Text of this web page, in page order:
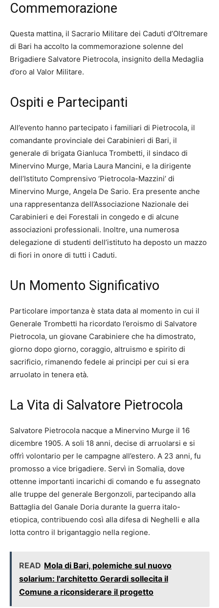
Commemorazione
Questa mattina, il Sacrario Militare dei Caduti d’Oltremare
di Bari ha accolto la commemorazione solenne del
Brigadiere Salvatore Pietrocola, insignito della Medaglia
d’oro al Valor Militare.
Ospiti e Partecipanti
All’evento hanno partecipato i familiari di Pietrocola, il
comandante provinciale dei Carabinieri di Bari, il
generale di brigata Gianluca Trombetti, il sindaco di
Minervino Murge, Maria Laura Mancini, e la dirigente
dell’Istituto Comprensivo ‘Pietrocola-Mazzini’ di
Minervino Murge, Angela De Sario. Era presente anche
una rappresentanza dell’Associazione Nazionale dei
Carabinieri e dei Forestali in congedo e di alcune
associazioni professionali. Inoltre, una numerosa
delegazione di studenti dell’istituto ha deposto un mazzo
di fiori in onore di tutti i Caduti.
Un Momento Significativo
Particolare importanza è stata data al momento in cui il
Generale Trombetti ha ricordato l’eroismo di Salvatore
Pietrocola, un giovane Carabiniere che ha dimostrato,
giorno dopo giorno, coraggio, altruismo e spirito di
sacrificio, rimanendo fedele ai principi per cui si era
arruolato in tenera età.
La Vita di Salvatore Pietrocola
Salvatore Pietrocola nacque a Minervino Murge il 16
dicembre 1905. A soli 18 anni, decise di arruolarsi e si
offrì volontario per le campagne all’estero. A 23 anni, fu
promosso a vice brigadiere. Servì in Somalia, dove
ottenne importanti incarichi di comando e fu assegnato
alle truppe del generale Bergonzoli, partecipando alla
Battaglia del Ganale Doria durante la guerra italo-
etiopica, contribuendo così alla difesa di Neghelli e alla
lotta contro il brigantaggio nella regione.
READ Mola di Bari, polemiche sul nuovo
solarium: l'architetto Gerardi sollecita il
Comune a riconsiderare il progetto